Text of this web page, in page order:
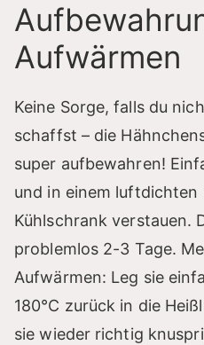
Aufwärmen
Keine Sorge, falls du
schaffst – die
super aufbewahren!
und in einem luftdichten
Kühlschrank verstauen.
problemlos 2-3 Tage.
Aufwärmen: Leg sie
180°C zurück in die
sie wieder richtig